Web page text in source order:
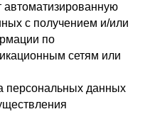
автоматизированную
с получением и/или
по
сетям или
персональных данных